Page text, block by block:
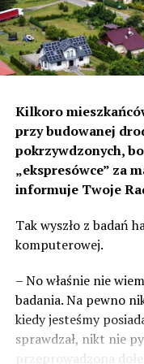
Kilkoro
przy budowanej
pokrzywdzonych,
„ekspresówce” za
informuje Twoje
Tak wyszło z badań
komputerowej.
– No właśnie nie
badania. Na pewno
kiedy jesteśmy
sprawdzał, nikt nie
przeprowadzona